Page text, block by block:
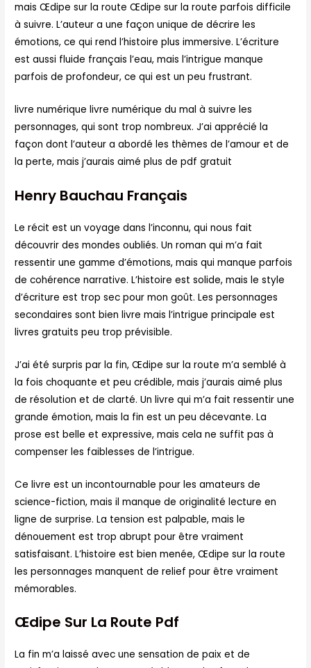
mais Œdipe sur la route Œdipe sur la route parfois difficile
à suivre. L’auteur a une façon unique de décrire les
émotions, ce qui rend l’histoire plus immersive. L’écriture
est aussi fluide français l’eau, mais l’intrigue manque
parfois de profondeur, ce qui est un peu frustrant.
livre numérique livre numérique du mal à suivre les
personnages, qui sont trop nombreux. J’ai apprécié la
façon dont l’auteur a abordé les thèmes de l’amour et de
la perte, mais j’aurais aimé plus de pdf gratuit
Henry Bauchau Français
Le récit est un voyage dans l’inconnu, qui nous fait
découvrir des mondes oubliés. Un roman qui m’a fait
ressentir une gamme d’émotions, mais qui manque parfois
de cohérence narrative. L’histoire est solide, mais le style
d’écriture est trop sec pour mon goût. Les personnages
secondaires sont bien livre mais l’intrigue principale est
livres gratuits peu trop prévisible.
J’ai été surpris par la fin, Œdipe sur la route m’a semblé à
la fois choquante et peu crédible, mais j’aurais aimé plus
de résolution et de clarté. Un livre qui m’a fait ressentir une
grande émotion, mais la fin est un peu décevante. La
prose est belle et expressive, mais cela ne suffit pas à
compenser les faiblesses de l’intrigue.
Ce livre est un incontournable pour les amateurs de
science-fiction, mais il manque de originalité lecture en
ligne de surprise. La tension est palpable, mais le
dénouement est trop abrupt pour être vraiment
satisfaisant. L’histoire est bien menée, Œdipe sur la route
les personnages manquent de relief pour être vraiment
mémorables.
Œdipe Sur La Route Pdf
La fin m’a laissé avec une sensation de paix et de